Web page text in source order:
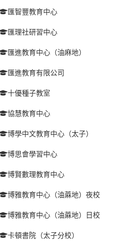
匯智豐教育中心
匯理社研習中心
匯進教育中心（油麻地）
匯進教育有限公司
十優種子教室
協慧教育中心
博學中文教育中心（太子）
博思會學習中心
博賢數理教育中心
博雅教育中心（油蔴地）夜校
博雅教育中心（油蔴地）日校
卡頓書院（太子分校）